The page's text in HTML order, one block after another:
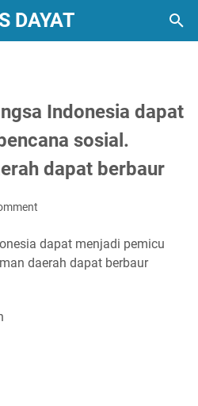
DAYAT
Indonesia dapat
sosial.
dapat berbaur
dapat menjadi pemicu
daerah dapat berbaur